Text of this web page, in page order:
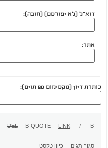
דוא"ל (לא יפורסם) (חובה):
אתר:
כותרת דיון (מקסימום 80 תוים):